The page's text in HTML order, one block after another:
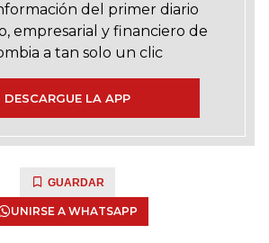
del primer diario
empresarial y financiero de
a tan solo un clic
DESCARGUE LA APP
GUARDAR
UNIRSE A WHATSAPP